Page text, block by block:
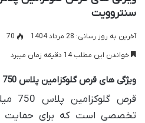
سنتروویت
آخرین به روز رسانی: 28 مرداد 1404
70
خواندن این مطلب 14 دقیقه زمان میبرد
ویژگی های قرص گلوکزامین پلاس 750 میلی گرم سنتروویت
قرص
تخصصی است که برای حمایت